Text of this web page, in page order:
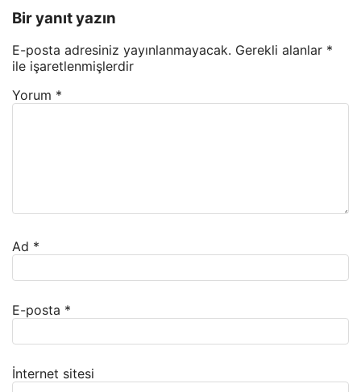
Bir yanıt yazın
E-posta adresiniz yayınlanmayacak. Gerekli alanlar *
ile işaretlenmişlerdir
Yorum *
Ad *
E-posta *
İnternet sitesi